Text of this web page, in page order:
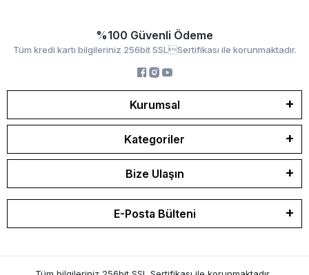
%100 Güvenli Ödeme
Tüm kredi kartı bilgileriniz 256bit SSLSertifikası ile korunmaktadır.
Kurumsal
Kategoriler
Bize Ulaşın
E-Posta Bülteni